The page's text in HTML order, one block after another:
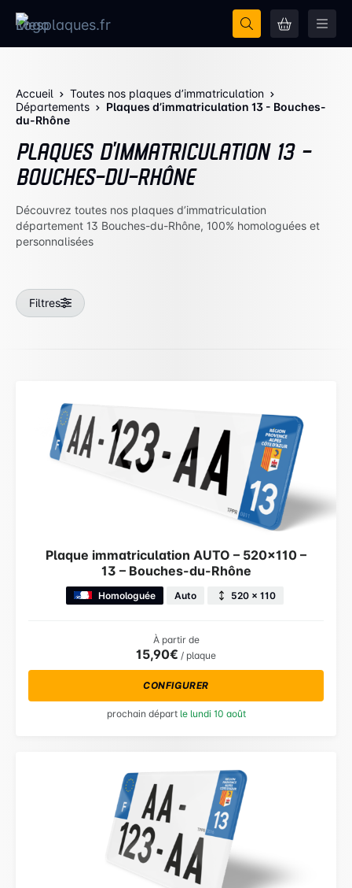
Accueil
Toutes nos plaques d’immatriculation
Départements
Plaques d’immatriculation 13 - Bouches-
du-Rhône
PLAQUES D’IMMATRICULATION 13 -
BOUCHES-DU-RHÔNE
Découvrez toutes nos plaques d’immatriculation
département 13 Bouches-du-Rhône, 100% homologuées et
personnalisées
Filtres
Plaque immatriculation AUTO – 520×110 –
13 – Bouches-du-Rhône
Homologuée Auto 520 × 110
À partir de
15,90€ / plaque
CONFIGURER
prochain départ le lundi 10 août